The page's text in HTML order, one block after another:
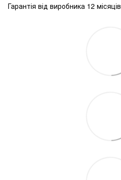
Гарантія від виробника 12 місяців